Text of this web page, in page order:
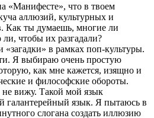
«Манифесте», что в твоем
аллюзий, культурных и
Как ты думаешь, многие ли
чтобы их разгадали?
в рамках поп-культуры.
Я выбираю очень простую
как мне кажется, изящно и
и философские обороты.
вижу. Такой мой язык
галантерейный язык. Я пытаюсь в
слогана создать иллюзию